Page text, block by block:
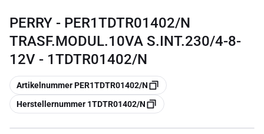
PERRY - PER1TDTR01402/N
TRASF.MODUL.10VA S.INT.230/4-8-
12V - 1TDTR01402/N
Kopieren
Artikelnummer PER1TDTR01402/N
Kopieren
Herstellernummer 1TDTR01402/N